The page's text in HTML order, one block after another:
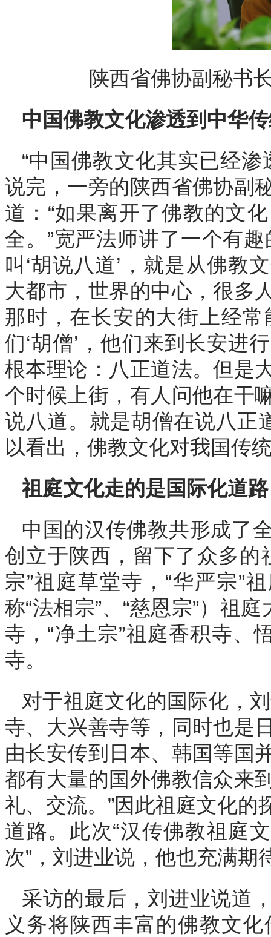
陕西省佛协副秘书
中国佛教文化渗透到中华
“中国佛教文化其实已经
说完，一旁的陕西省佛协副
道：“如果离开了佛教的文
全。”宽严法师讲了一个有
叫‘胡说八道’，就是从佛教
大都市，世界的中心，很多
那时，在长安的大街上经
们‘胡僧’，他们来到长安进
根本理论：八正道法。但是
个时候上街，有人问他在干
说八道。就是胡僧在说八正
以看出，佛教文化对我国传
祖庭文化走的是国际化道路
中国的汉传佛教共形成了
创立于陕西，留下了众多的
宗”祖庭草堂寺，“华严宗”
称“法相宗”、“慈恩宗”）祖
寺，“净土宗”祖庭香积寺、
寺。
对于祖庭文化的国际化，
寺、大兴善寺等，同时也是
由长安传到日本、韩国等国
都有大量的国外佛教信众来
礼、交流。”因此祖庭文化
道路。此次“汉传佛教祖庭
次”，刘进业说，他也充满期
采访的最后，刘进业说道
义务将陕西丰富的佛教文